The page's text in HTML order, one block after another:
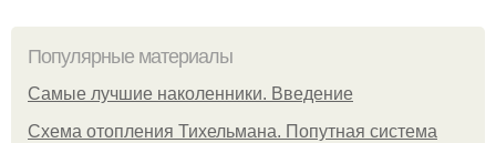
Популярные материалы
Самые лучшие наколенники. Введение
Схема отопления Тихельмана. Попутная система